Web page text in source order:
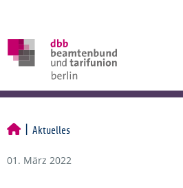
Aktuelles
01. März 2022